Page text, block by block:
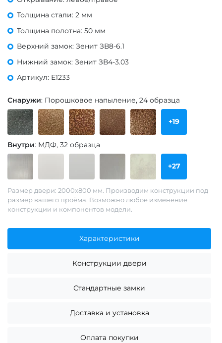
Толщина стали: 2 мм
Толщина полотна: 50 мм
Верхний замок: Зенит ЗВ8-6.1
Нижний замок: Зенит ЗВ4-3.03
Артикул: Е1233
Снаружи: Порошковое напыление, 24 образца
+19
Внутри: МДФ, 32 образца
+27
Размер двери: 2000х800 мм. Производим конструкции под
размер вашего проёма. Возможно любое изменение
конструкции и компонентов модели.
Характеристики
Конструкции двери
Стандартные замки
Доставка и установка
Оплата покупки